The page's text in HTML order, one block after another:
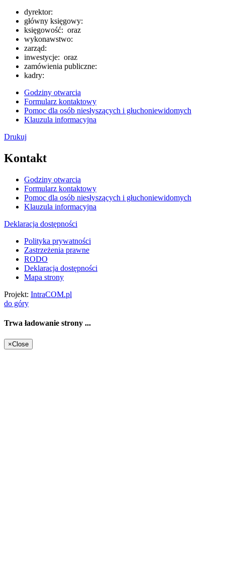
dyrektor:
główny księgowy:
księgowość: oraz
wykonawstwo:
zarząd:
inwestycje: oraz
zamówienia publiczne:
kadry:
Godziny otwarcia
Formularz kontaktowy
Pomoc dla osób niesłyszących i głuchoniewidomych
Klauzula informacyjna
Drukuj
Kontakt
Godziny otwarcia
Formularz kontaktowy
Pomoc dla osób niesłyszących i głuchoniewidomych
Klauzula informacyjna
Deklaracja dostępności
Polityka prywatności
Zastrzeżenia prawne
RODO
Deklaracja dostępności
Mapa strony
Projekt: IntraCOM.pl
do góry
Trwa ładowanie strony ...
×Close